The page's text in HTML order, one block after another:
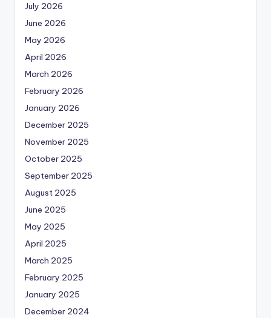
July 2026
June 2026
May 2026
April 2026
March 2026
February 2026
January 2026
December 2025
November 2025
October 2025
September 2025
August 2025
June 2025
May 2025
April 2025
March 2025
February 2025
January 2025
December 2024